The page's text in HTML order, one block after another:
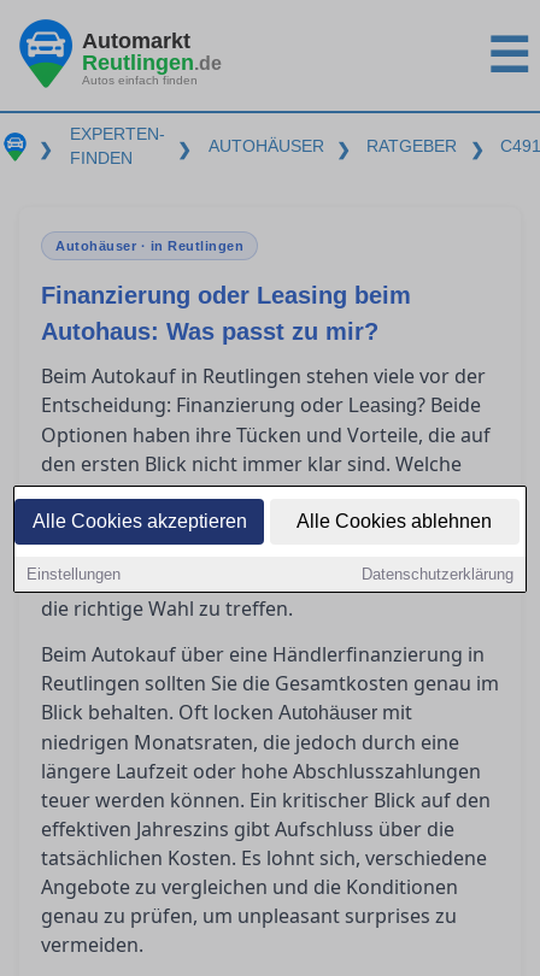
Alle Cookies akzeptieren Alle Cookies ablehnen
Einstellungen Datenschutzerklärung
Automarkt
Reutlingen.de
Autos einfach finden ☰
❯
EXPERTEN-
FINDEN
❯ AUTOHÄUSER ❯ RATGEBER ❯
Autohäuser · in Reutlingen
Finanzierung oder Leasing beim
Autohaus: Was passt zu mir?
Beim Autokauf in Reutlingen stehen viele vor der
Entscheidung: Finanzierung oder Leasing? Beide
Optionen haben ihre Tücken und Vorteile, die auf
den ersten Blick nicht immer klar sind. Welche
Kosten wirklich auf Sie zukommen und welche
Lösung als Privatkunde am meisten Sinn macht,
erfahren Sie hier. Bevor Sie unterschreiben,
sollten Sie genau wissen, worauf es ankommt, um
die richtige Wahl zu treffen.
Beim Autokauf über eine Händlerfinanzierung in
Reutlingen sollten Sie die Gesamtkosten genau im
Blick behalten. Oft locken Autohäuser mit
niedrigen Monatsraten, die jedoch durch eine
längere Laufzeit oder hohe Abschlusszahlungen
teuer werden können. Ein kritischer Blick auf den
effektiven Jahreszins gibt Aufschluss über die
tatsächlichen Kosten. Es lohnt sich, verschiedene
Angebote zu vergleichen und die Konditionen
genau zu prüfen, um unpleasant surprises zu
vermeiden.